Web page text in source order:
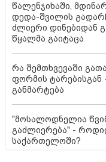
წალენჯიხაში,
დედა-შვილის
ძლიერი დინებიდან
წყალმა გაიტაცა
რა შემთხვევაში
ფორმის ტარებისგან
განმარტება
"მოსალოდნელია
გაძლიერება" -
საქართელოში?